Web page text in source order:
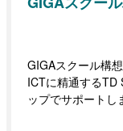
GIGAスクール構
ICTに精通するTD
ップでサポートし